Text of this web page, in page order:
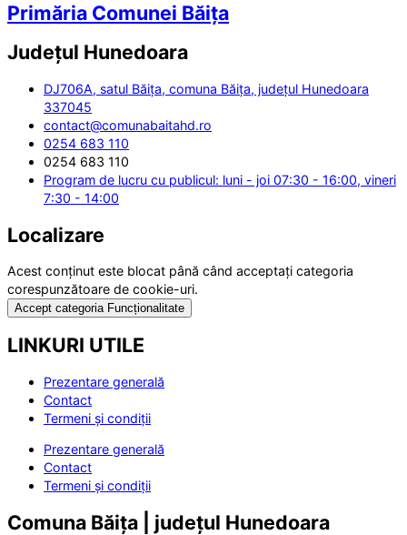
Primăria Comunei Băița
Județul Hunedoara
DJ706A, satul Băița, comuna Băița, județul Hunedoara
337045
contact@comunabaitahd.ro
0254 683 110
0254 683 110
Program de lucru cu publicul: luni - joi 07:30 - 16:00, vineri
7:30 - 14:00
Localizare
Acest conținut este blocat până când acceptați categoria
corespunzătoare de cookie-uri.
Accept categoria Funcționalitate
LINKURI UTILE
Prezentare generală
Contact
Termeni și condiții
Prezentare generală
Contact
Termeni și condiții
Comuna Băița | județul Hunedoara